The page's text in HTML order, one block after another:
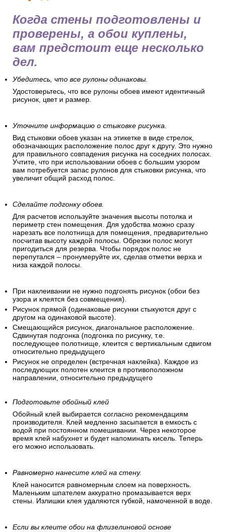
Когда стены подготовлены и
проверены, а обои куплены,
вам предстоит еще несколько
дел.
Убедитесь, что все рулоны одинаковы.
Удостоверьтесь, что все рулоны обоев имеют идентичный
рисунок, цвет и размер.
Уточните информацию о стыковке рисунка.
Вид стыковки обоев указан на этикетке в виде стрелок,
обозначающих расположение полос друг к другу. Это нужно
для правильного совпадения рисунка на соседних полосах.
Учтите, что при использовании обоев с большим узором
вам потребуется запас рулонов для стыковки рисунка, что
увеличит общий расход полос.
Сделайте подгонку обоев.
Для расчетов используйте значения высоты потолка и
периметр стен помещения. Для удобства можно сразу
нарезать все полотнища для помещения, предварительно
посчитав высоту каждой полосы. Обрезки полос могут
пригодиться для резерва. Чтобы порядок полос не
перепутался – пронумеруйте их, сделав отметки верха и
низа каждой полосы.
При наклеивании не нужно подгонять рисунок (обои без
узора и клеятся без совмещения).
Рисунок прямой (одинаковые рисунки стыкуются друг с
другом на одинаковой высоте).
Смещающийся рисунок, диагональное расположение.
Сдвинутая подгонка (подгонка по рисунку, т.е.
последующее полотнище, клеится с вертикальным сдвигом
относительно предыдущего
Рисунок не определен (встречная наклейка). Каждое из
последующих полотен клеится в противоположном
направлении, относительно предыдущего
Подготовьте обойный клей
Обойный клей выбирается согласно рекомендациям
производителя. Клей медленно засыпается в емкость с
водой при постоянном помешивании. Через некоторое
время клей набухнет и будет напоминать кисель. Теперь
его можно использовать.
Равномерно нанесите клей на стену.
Клей наносится равномерным слоем на поверхность.
Маленьким шпателем аккуратно промазывается верх
стены. Излишки клея удаляются губкой, намоченной в воде.
Если вы клеите обои на флизелиновой основе